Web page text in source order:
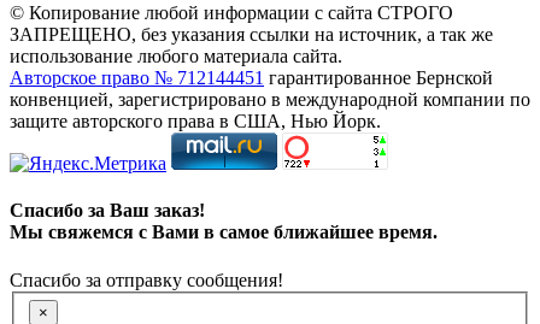
© Копирование любой информации с сайта СТРОГО
ЗАПРЕЩЕНО, без указания ссылки на источник, а так же
использование любого материала сайта.
Авторское право № 712144451 гарантированное Бернской
конвенцией, зарегистрировано в международной компании по
защите авторского права в США, Нью Йорк.
Спасибо за Ваш заказ!
Мы свяжемся с Вами в самое ближайшее время.
Спасибо за отправку сообщения!
×